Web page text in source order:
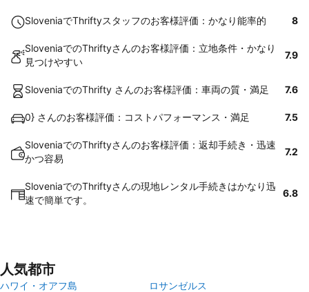
SloveniaでThriftyスタッフのお客様評価：かなり能率的 8
SloveniaでのThriftyさんのお客様評価：立地条件・かなり
見つけやすい
7.9
SloveniaでのThrifty さんのお客様評価：車両の質・満足 7.6
0} さんのお客様評価：コストパフォーマンス・満足 7.5
SloveniaでのThriftyさんのお客様評価：返却手続き・迅速
かつ容易
7.2
SloveniaでのThriftyさんの現地レンタル手続きはかなり迅
速で簡単です。
6.8
人気都市
ハワイ・オアフ島
ロサンゼルス